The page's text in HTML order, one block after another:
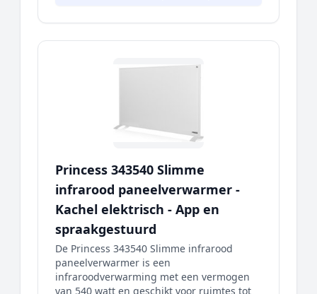
Princess 343540 Slimme
infrarood paneelverwarmer -
Kachel elektrisch - App en
spraakgestuurd
De Princess 343540 Slimme infrarood
paneelverwarmer is een
infraroodverwarming met een vermogen
van 540 watt en geschikt voor ruimtes tot